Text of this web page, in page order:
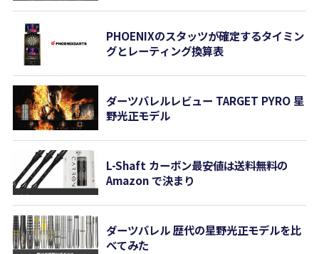
PHOENIXのスタッツが確定するタイミン
グとレーティング換算表
ダーツバレルレビュー TARGET PYRO 星
野光正モデル
L-Shaft カーボン最安値は送料無料の
Amazon で決まり
ダーツバレル 歴代の星野光正モデルを比
べてみた